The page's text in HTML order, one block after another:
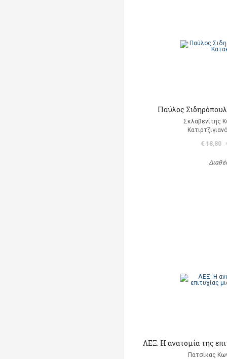
Παύλος
Σκλαβενίτης
€ 18,80
ΛΕΞ: Η ανατομία της
Πατσίκας